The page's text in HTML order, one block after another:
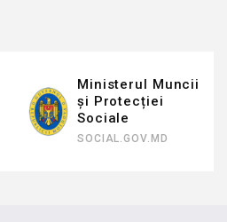
Ministerul Muncii
și Protecției
Sociale
SOCIAL.GOV.MD